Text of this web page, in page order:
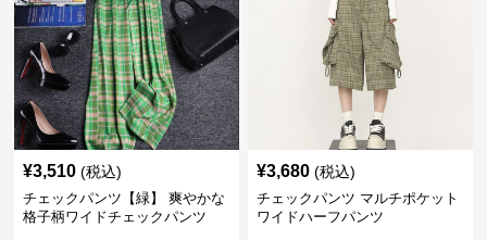
¥3,510 (税込)
チェックパンツ【緑】 爽やかな
格子柄ワイドチェックパンツ
¥3,680 (税込)
チェックパンツ マルチポケット
ワイドハーフパンツ